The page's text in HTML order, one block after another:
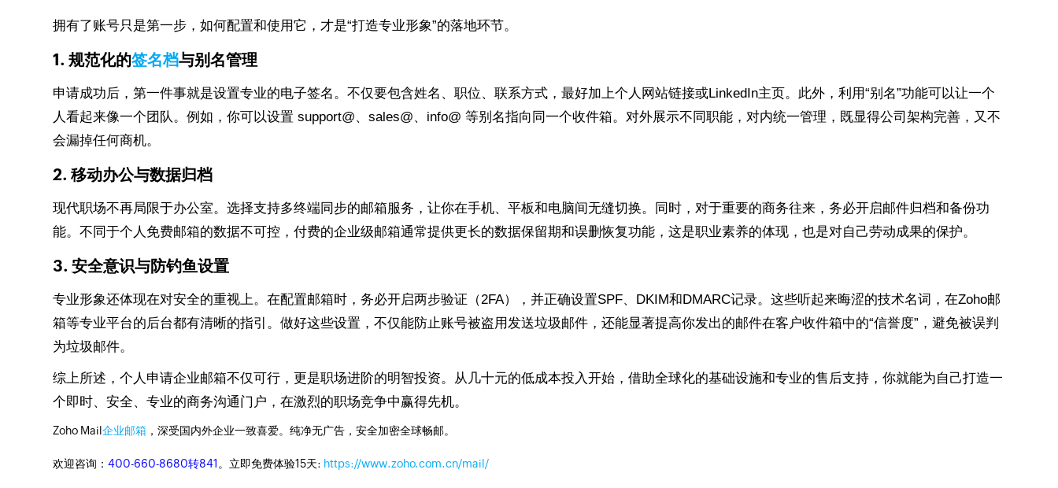
拥有了账号只是第一步，如何配置和使用它，才是“打造专业形象”的落地环节。
1. 规范化的签名档与别名管理
申请成功后，第一件事就是设置专业的电子签名。不仅要包含姓名、职位、联系方式，最好加上个人网站链接或LinkedIn主页。此外，利用“别名”功能可以让一个
人看起来像一个团队。例如，你可以设置 support@、sales@、info@ 等别名指向同一个收件箱。对外展示不同职能，对内统一管理，既显得公司架构完善，又不
会漏掉任何商机。
2. 移动办公与数据归档
现代职场不再局限于办公室。选择支持多终端同步的邮箱服务，让你在手机、平板和电脑间无缝切换。同时，对于重要的商务往来，务必开启邮件归档和备份功
能。不同于个人免费邮箱的数据不可控，付费的企业级邮箱通常提供更长的数据保留期和误删恢复功能，这是职业素养的体现，也是对自己劳动成果的保护。
3. 安全意识与防钓鱼设置
专业形象还体现在对安全的重视上。在配置邮箱时，务必开启两步验证（2FA），并正确设置SPF、DKIM和DMARC记录。这些听起来晦涩的技术名词，在Zoho邮
箱等专业平台的后台都有清晰的指引。做好这些设置，不仅能防止账号被盗用发送垃圾邮件，还能显著提高你发出的邮件在客户收件箱中的“信誉度”，避免被误判
为垃圾邮件。
综上所述，个人申请企业邮箱不仅可行，更是职场进阶的明智投资。从几十元的低成本投入开始，借助全球化的基础设施和专业的售后支持，你就能为自己打造一
个即时、安全、专业的商务沟通门户，在激烈的职场竞争中赢得先机。
Zoho Mail企业邮箱 ，深受国内外企业一致喜爱。纯净无广告，安全加密全球畅邮。
欢迎咨询：400-660-8680转841 。立即免费体验15天: https://www.zoho.com.cn/mail/